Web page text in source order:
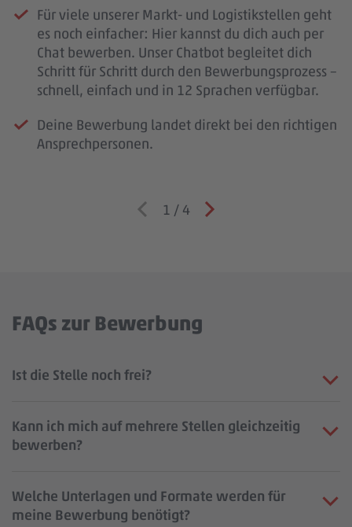
Für viele unserer Markt- und Logistikstellen geht
es noch einfacher: Hier kannst du dich auch per
Chat bewerben. Unser Chatbot begleitet dich
Schritt für Schritt durch den Bewerbungsprozess –
schnell, einfach und in 12 Sprachen verfügbar.
Deine Bewerbung landet direkt bei den richtigen
Ansprechpersonen.
1 / 4
FAQs zur Bewerbung
Ist die Stelle noch frei?
Kann ich mich auf mehrere Stellen gleichzeitig
bewerben?
Welche Unterlagen und Formate werden für
meine Bewerbung benötigt?